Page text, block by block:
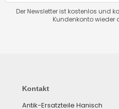
Der Newsletter ist kostenlos und
Kundenkonto wieder
Kontakt
Antik-Ersatzteile Hanisch